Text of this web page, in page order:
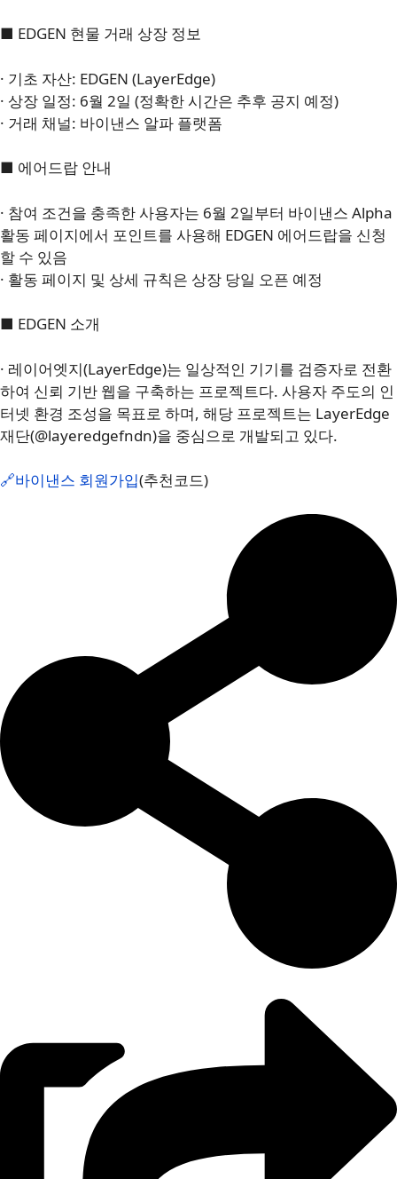
■ EDGEN 현물 거래 상장 정보
· 기초 자산: EDGEN (LayerEdge)
· 상장 일정: 6월 2일 (정확한 시간은 추후 공지 예정)
· 거래 채널: 바이낸스 알파 플랫폼
■ 에어드랍 안내
· 참여 조건을 충족한 사용자는 6월 2일부터 바이낸스 Alpha
활동 페이지에서 포인트를 사용해 EDGEN 에어드랍을 신청
할 수 있음
· 활동 페이지 및 상세 규칙은 상장 당일 오픈 예정
■ EDGEN 소개
· 레이어엣지(LayerEdge)는 일상적인 기기를 검증자로 전환
하여 신뢰 기반 웹을 구축하는 프로젝트다. 사용자 주도의 인
터넷 환경 조성을 목표로 하며, 해당 프로젝트는 LayerEdge
재단(@layeredgefndn)을 중심으로 개발되고 있다.
🔗바이낸스 회원가입(추천코드)